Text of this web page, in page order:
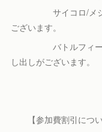
サイコロ/メジャ
ございます。
バトルフィールド
し出しがございます。
【参加費割引につい